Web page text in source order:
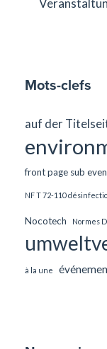
Mots-clefs
auf der
front page sub
NF T 72-110
Nocotech Normes
à la une